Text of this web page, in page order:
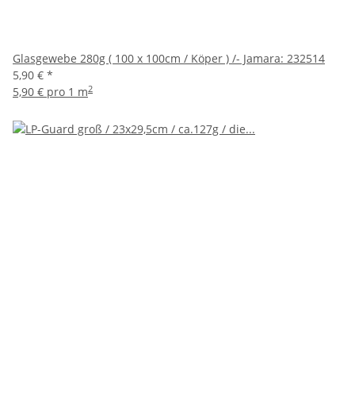
Glasgewebe 280g ( 100 x 100cm / Köper ) /- Jamara: 232514
5,90 € *
5,90 € pro 1 m2